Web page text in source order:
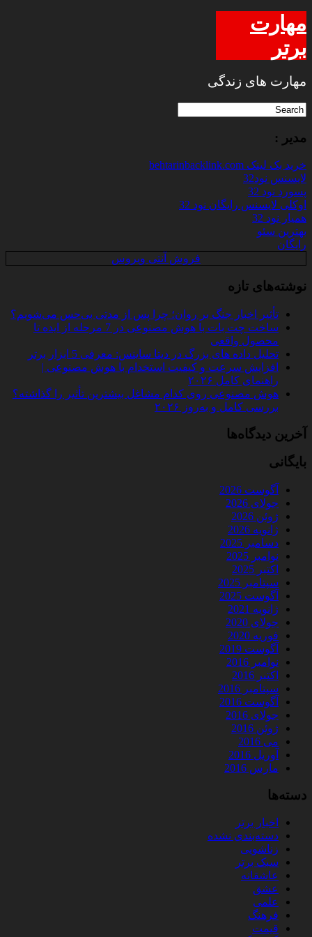
مهارت
برتر
مهارت های زندگی
مدیر :
خرید بک لینک behtarinbacklink.com
لایسنس نود32
پسورد نود 32
اوکلی لایسنس رایگان نود 32
همیار نود 32
بهترین سئو
رایگان
فروش آنتی ویروس
نوشته‌های تازه
تأثیر اخبار جنگ بر روان؛ چرا پس از مدتی بی‌حس می‌شویم؟
ساخت چت‌ بات با هوش مصنوعی در 7 مرحله از ایده تا
محصول واقعی
تحلیل داده‌ های بزرگ در دیتا ساینس: معرفی 5 ابزار برتر
افزایش سرعت و کیفیت استخدام با هوش مصنوعی |
راهنمای کامل ۲۰۲۶
هوش مصنوعی روی کدام مشاغل بیشترین تأثیر را گذاشته؟
بررسی کامل و به‌روز ۲۰۲۶
آخرین دیدگاه‌ها
بایگانی
آگوست 2026
جولای 2026
ژوئن 2026
ژانویه 2026
دسامبر 2025
نوامبر 2025
اکتبر 2025
سپتامبر 2025
آگوست 2025
ژانویه 2021
جولای 2020
فوریه 2020
آگوست 2019
نوامبر 2016
اکتبر 2016
سپتامبر 2016
آگوست 2016
جولای 2016
ژوئن 2016
می 2016
آوریل 2016
مارس 2016
دسته‌ها
اخبار برتر
دسته‌بندی نشده
زناشویی
سبک برتر
عاشقانه
عشق
علمی
فرهنگ
قیمت